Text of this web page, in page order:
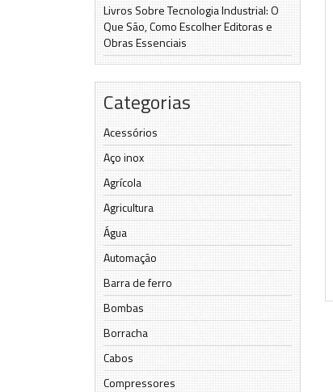
Livros Sobre Tecnologia Industrial: O
Que São, Como Escolher Editoras e
Obras Essenciais
Categorias
Acessórios
Aço inox
Agrícola
Agricultura
Água
Automação
Barra de ferro
Bombas
Borracha
Cabos
Compressores